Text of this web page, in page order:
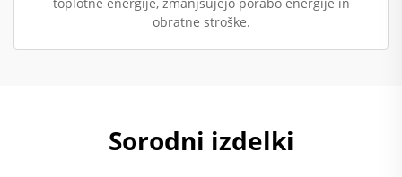
obratne stroške.
Sorodni izdelki